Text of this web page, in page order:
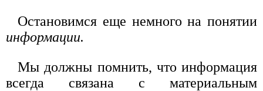
Остановимся еще немного на понятии
информации.
Мы должны помнить, что информация
всегда связана с материальным